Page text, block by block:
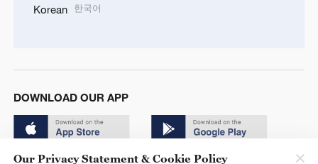
Korean 한국어
DOWNLOAD OUR APP
Our Privacy Statement & Cookie Policy